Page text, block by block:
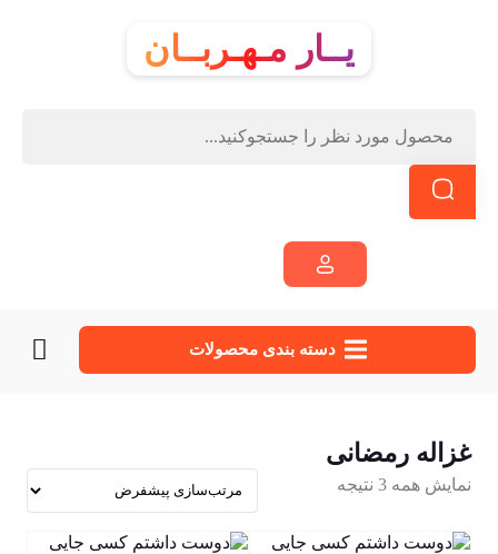
یــار مـهـربــان
دسته‌ بندی محصولات
غزاله رمضانی
نمایش همه 3 نتیجه